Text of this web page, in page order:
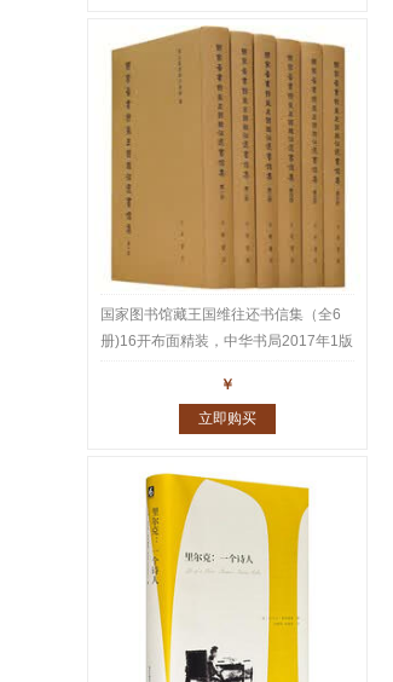
国家图书馆藏王国维往还书信集（全6
册)16开布面精装，中华书局2017年1版
往还书札共1543通2600多页真迹，名
￥
立即购买